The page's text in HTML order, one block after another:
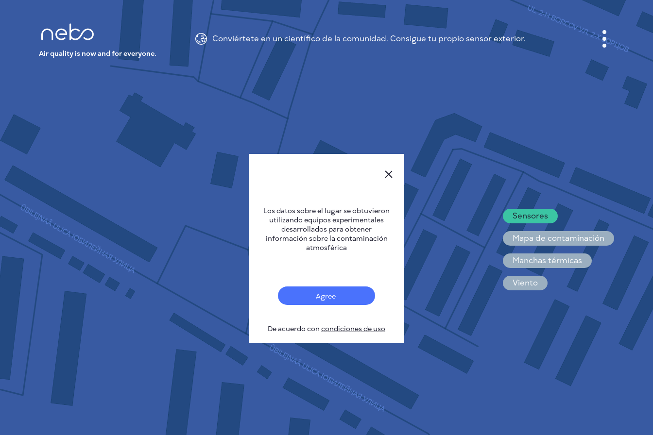
Air quality is now and for everyone.
Conviértete en un científico de la comunidad. Consigue tu propio sensor exterior.
Sensores
Mapa de contaminación
Manchas térmicas
Viento
GABINETE
IDIOMA DEL SITIO
English
Česky
Deutsch
Español
Français
CÓMO FUNCIONA
INVESTIGACIÓN
POLÍTICA DE PRIVACIDAD
CONDICIONES GENERALES
GUÍA DE INSTALACIÓN
42
Los datos sobre el lugar se obtuvieron
utilizando equipos experimentales
desarrollados para obtener
información sobre la contaminación
atmosférica
Agree
De acuerdo con condiciones de uso